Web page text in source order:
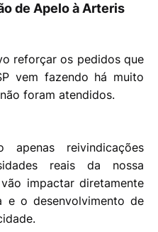
de Apelo à Arteris
reforçar os pedidos que
vem fazendo há muito
foram atendidos.
reivindicações
reais da nossa
impactar diretamente
e o desenvolvimento de